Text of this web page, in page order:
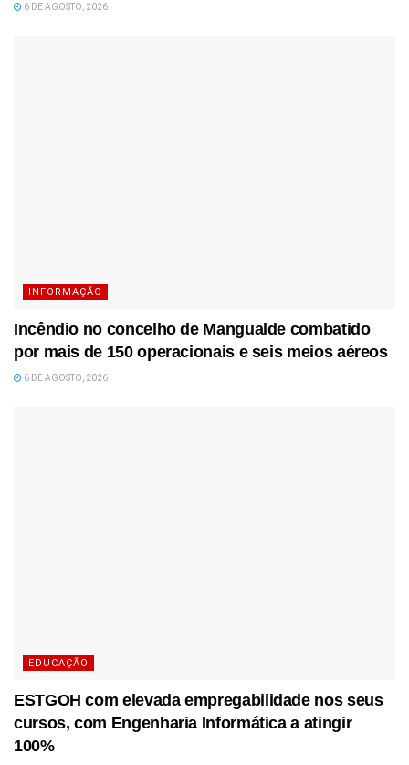
6 DE AGOSTO, 2026
INFORMAÇÃO
Incêndio no concelho de Mangualde combatido
por mais de 150 operacionais e seis meios aéreos
6 DE AGOSTO, 2026
EDUCAÇÃO
ESTGOH com elevada empregabilidade nos seus
cursos, com Engenharia Informática a atingir
100%